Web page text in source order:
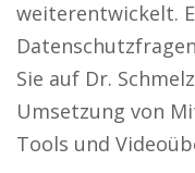
weiterentwickelt.
Sie auf Dr.
Umsetzung von
Tools und